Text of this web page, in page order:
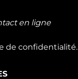
en ligne
de confidentialité.